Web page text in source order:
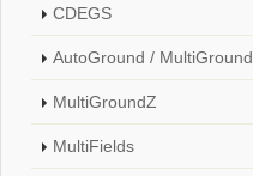
CDEGS
AutoGround / MultiGround
MultiGroundZ
MultiFields